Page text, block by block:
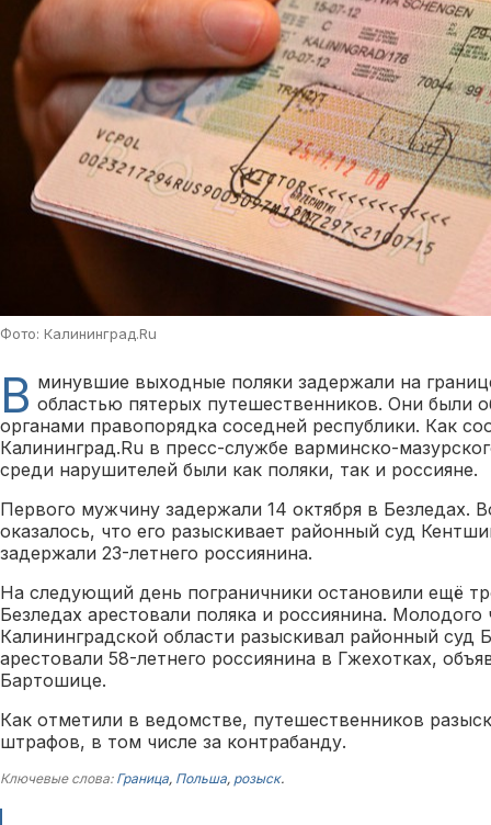
Фото: Калининград.Ru
В минувшие выходные поляки задержали на
областью пятерых путешественников. Они были
органами правопорядка соседней республики. Как
Калининград.Ru в пресс-службе варминско-
среди нарушителей были как поляки, так и россияне.
Первого мужчину задержали 14 октября в Безледах.
оказалось, что его разыскивает районный суд
задержали 23-летнего россиянина.
На следующий день пограничники остановили ещё
Безледах арестовали поляка и россиянина. Молодого
Калининградской области разыскивал районный суд
арестовали 58-летнего россиянина в Гжехотках,
Бартошице.
Как отметили в ведомстве, путешественников
штрафов, в том числе за контрабанду.
Ключевые слова: Граница, Польша, розыск.